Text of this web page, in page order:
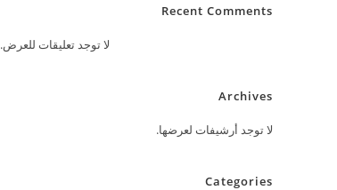
Recent Comments
لا توجد تعليقات للعرض.
Archives
لا توجد أرشيفات لعرضها.
Categories